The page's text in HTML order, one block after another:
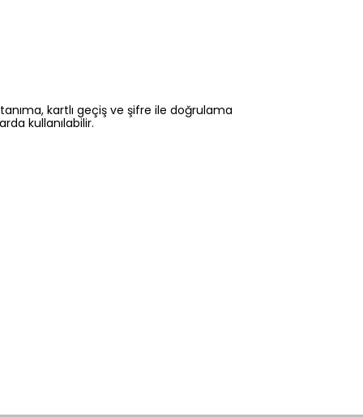
kartlı geçiş ve şifre ile doğrulama
kullanılabilir.